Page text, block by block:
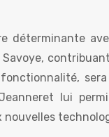
déterminante
lui
nouvelles